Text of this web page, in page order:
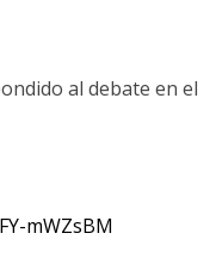
al debate en el
mWZsBM